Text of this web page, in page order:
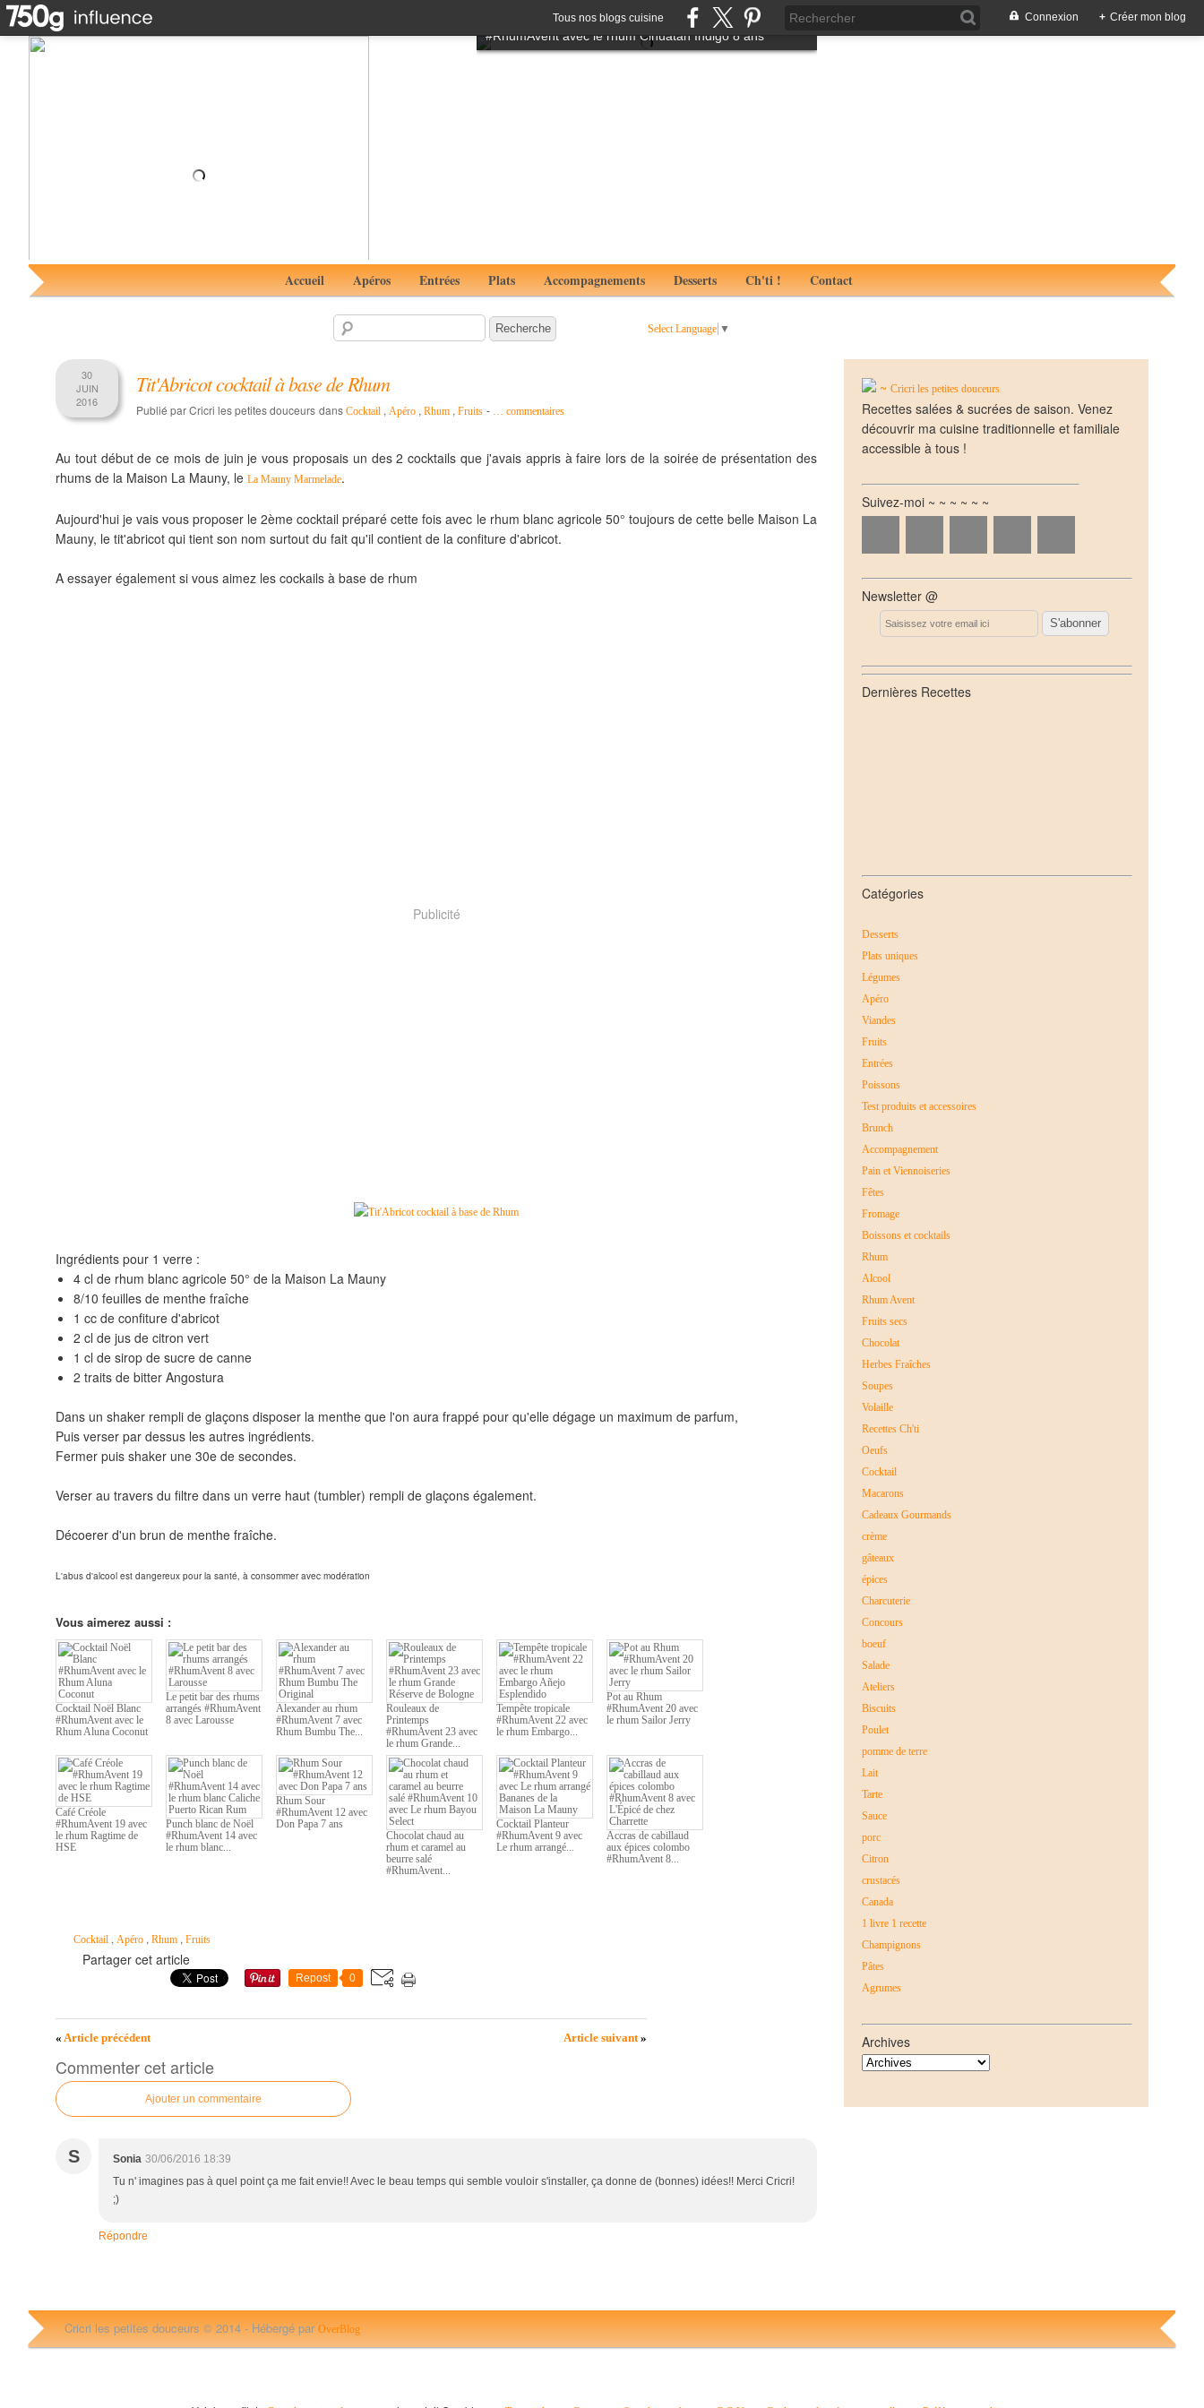
Tous nos blogs cuisine Connexion + Créer mon blog
Tartare de boeuf à l'italienne aux notes de truffes
#RhumAvent avec le rhum Cihuatan Indigo 8 ans
Accueil Apéros Entrées Plats Accompagnements Desserts Ch'ti ! Contact
Select Language ▼
30
JUIN
2016
Tit'Abricot cocktail à base de Rhum
Publié par Cricri les petites douceurs dans Cocktail , Apéro , Rhum , Fruits - … commentaires
Au tout début de ce mois de juin je vous proposais un des 2 cocktails que j'avais appris à faire lors de la soirée de présentation des
rhums de la Maison La Mauny, le La Mauny Marmelade.
Aujourd'hui je vais vous proposer le 2ème cocktail préparé cette fois avec le rhum blanc agricole 50° toujours de cette belle Maison La
Mauny, le tit'abricot qui tient son nom surtout du fait qu'il contient de la confiture d'abricot.
A essayer également si vous aimez les cockails à base de rhum
Publicité
Ingrédients pour 1 verre :
4 cl de rhum blanc agricole 50° de la Maison La Mauny
8/10 feuilles de menthe fraîche
1 cc de confiture d'abricot
2 cl de jus de citron vert
1 cl de sirop de sucre de canne
2 traits de bitter Angostura
Dans un shaker rempli de glaçons disposer la menthe que l'on aura frappé pour qu'elle dégage un maximum de parfum,
Puis verser par dessus les autres ingrédients.
Fermer puis shaker une 30e de secondes.
Verser au travers du filtre dans un verre haut (tumbler) rempli de glaçons également.
Décoerer d'un brun de menthe fraîche.
L'abus d'alcool est dangereux pour la santé, à consommer avec modération
Vous aimerez aussi :
Cocktail Noël Blanc
#RhumAvent avec le
Rhum Aluna Coconut
Le petit bar des rhums
arrangés #RhumAvent
8 avec Larousse
Alexander au rhum
#RhumAvent 7 avec
Rhum Bumbu The...
Rouleaux de
Printemps
#RhumAvent 23 avec
le rhum Grande...
Tempête tropicale
#RhumAvent 22 avec
le rhum Embargo...
Pot au Rhum
#RhumAvent 20 avec
le rhum Sailor Jerry
Café Créole
#RhumAvent 19 avec
le rhum Ragtime de
HSE
Punch blanc de Noël
#RhumAvent 14 avec
le rhum blanc...
Rhum Sour
#RhumAvent 12 avec
Don Papa 7 ans
Chocolat chaud au
rhum et caramel au
beurre salé
#RhumAvent...
Cocktail Planteur
#RhumAvent 9 avec
Le rhum arrangé...
Accras de cabillaud
aux épices colombo
#RhumAvent 8...
Cocktail , Apéro , Rhum , Fruits
Partager cet article
Repost 0
« Article précédent Article suivant»
Commenter cet article
Ajouter un commentaire
S Sonia 30/06/2016 18:39
Tu n' imagines pas à quel point ça me fait envie!! Avec le beau temps qui semble vouloir s'installer, ça donne de (bonnes) idées!! Merci Cricri!
;)
Répondre
~ Cricri les petites douceurs
Recettes salées & sucrées de saison. Venez
découvrir ma cuisine traditionnelle et familiale
accessible à tous !
Suivez-moi ~ ~ ~ ~ ~ ~
Newsletter @
Email
Dernières Recettes
Catégories
Desserts
Plats uniques
Légumes
Apéro
Viandes
Fruits
Entrées
Poissons
Test produits et accessoires
Brunch
Accompagnement
Pain et Viennoiseries
Fêtes
Fromage
Boissons et cocktails
Rhum
Alcool
Rhum Avent
Fruits secs
Chocolat
Herbes Fraîches
Soupes
Volaille
Recettes Ch'ti
Oeufs
Cocktail
Macarons
Cadeaux Gourmands
crème
gâteaux
épices
Charcuterie
Concours
boeuf
Salade
Ateliers
Biscuits
Poulet
pomme de terre
Lait
Tarte
Sauce
porc
Citron
crustacés
Canada
1 livre 1 recette
Champignons
Pâtes
Agrumes
Archives
Cricri les petites douceurs © 2014 - Hébergé par OverBlog